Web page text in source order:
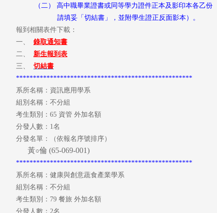
（二）
高中職畢業證書或同等學力證件正本及影印本各乙份
請填妥「切結書」，並附學生證正反面影本 ）
。
報到相關表件下載：
一、
錄取通知書
二、
新生報到表
三、
切結書
****************************************************
系所名稱：資訊應用學系
組別名稱：不分組
考生類別：65 資管 外加名額
分發人數：1名
分發名單：（依報名序號排序）
黃○倫 (65-069-001)
****************************************************
系所名稱：健康與創意蔬食產業學系
組別名稱：不分組
考生類別：79 餐旅 外加名額
分發人數：2名